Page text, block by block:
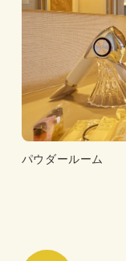
パウダールーム